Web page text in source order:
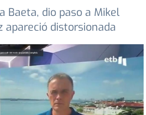
Baeta, dio paso a Mikel
apareció distorsionada